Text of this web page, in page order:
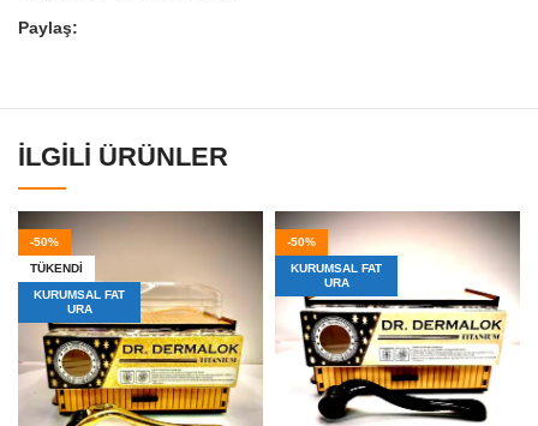
Paylaş:
İLGILI ÜRÜNLER
-50%
TÜKENDI
KURUMSAL FAT
URA
-50%
KURUMSAL FAT
URA